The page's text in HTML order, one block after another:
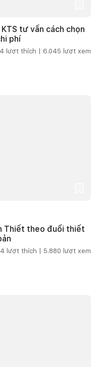
tư vấn cách chọn
phí
4 lượt thích | 6.045 lượt xem
Thiết theo đuổi thiết
4 lượt thích | 5.880 lượt xem